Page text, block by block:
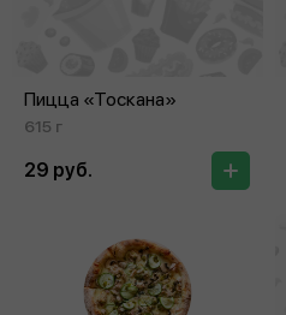
Пицца «Тоскана»
615 г
29 руб.